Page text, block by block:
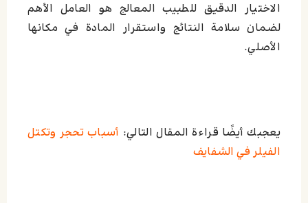
الاختيار الدقيق للطبيب المعالج هو العامل الأهم
لضمان سلامة النتائج واستقرار المادة في مكانها
الأصلي.
يعجبك أيضًا قراءة المقال التالي: أسباب تحجر وتكتل
الفيلر في الشفايف